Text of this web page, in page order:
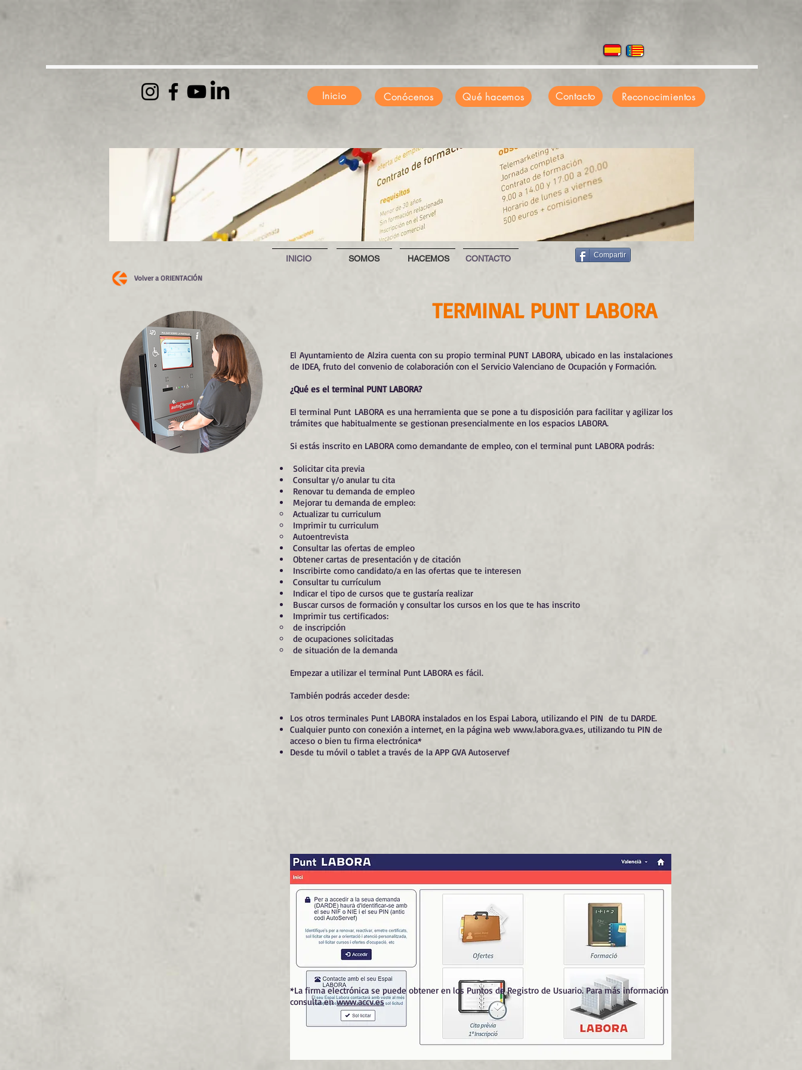
Inicio Conócenos Qué hacemos Contacto Reconocimientos
INICIO SOMOS HACEMOS CONTACTO
Volver a ORIENTACIÓN
Compartir
El Ayuntamiento de Alzira cuenta con su propio terminal PUNT LABORA, ubicado en las instalaciones
de IDEA, fruto del convenio de colaboración con el Servicio Valenciano de Ocupación y Formación.
¿Qué es el terminal PUNT LABORA?
El terminal Punt LABORA es una herramienta que se pone a tu disposición para facilitar y agilizar los
trámites que habitualmente se gestionan presencialmente en los espacios LABORA.
Si estás inscrito en LABORA como demandante de empleo, con el terminal punt LABORA podrás:
Solicitar cita previa
Consultar y/o anular tu cita
Renovar tu demanda de empleo
Mejorar tu demanda de empleo:
Actualizar tu curriculum
Imprimir tu curriculum
Autoentrevista
Consultar las ofertas de empleo
Obtener cartas de presentación y de citación
Inscribirte como candidato/a en las ofertas que te interesen
Consultar tu currículum
Indicar el tipo de cursos que te gustaría realizar
Buscar cursos de formación y consultar los cursos en los que te has inscrito
Imprimir tus certificados:
de inscripción
de ocupaciones solicitadas
de situación de la demanda
Empezar a utilizar el terminal Punt LABORA es fácil.
También podrás acceder desde:
Los otros terminales Punt LABORA instalados en los Espai Labora, utilizando el PIN de tu DARDE.
Cualquier punto con conexión a internet, en la página web www.labora.gva.es, utilizando tu PIN de
acceso o bien tu firma electrónica*
Desde tu móvil o tablet a través de la APP GVA Autoservef
*La firma electrónica se puede obtener en los Puntos de Registro de Usuario. Para más información
consulta enwww.accv.es
TERMINAL PUNT LABORA